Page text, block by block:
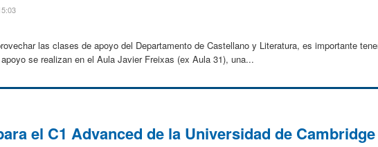
las clases de apoyo del Departamento de Castellano y Literatura, es importante
se realizan en el Aula Javier Freixas (ex Aula 31), una...
el C1 Advanced de la Universidad de Cambridge